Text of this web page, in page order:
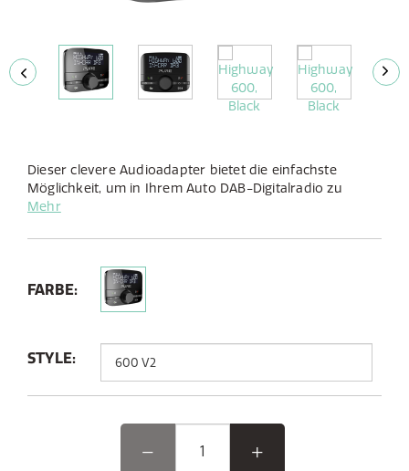
Dieser clevere Audioadapter bietet die einfachste
Möglichkeit, um in Ihrem Auto DAB-Digitalradio zu
hören, freisprecheinrichtung und Bluetooth-Musik von
Mehr
FARBE:
STYLE: